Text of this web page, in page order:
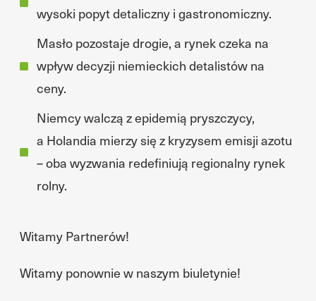
wysoki popyt detaliczny i gastronomiczny.
Masło pozostaje drogie, a rynek czeka na
wpływ decyzji niemieckich detalistów na
ceny.
Niemcy walczą z epidemią pryszczycy,
a Holandia mierzy się z kryzysem emisji azotu
– oba wyzwania redefiniują regionalny rynek
rolny.
Witamy Partnerów!
Witamy ponownie w naszym biuletynie!